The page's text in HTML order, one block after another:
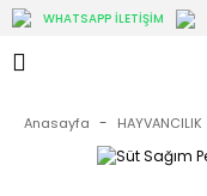
WHATSAPP İLETİŞİM
Anasayfa HAYVANCILIK